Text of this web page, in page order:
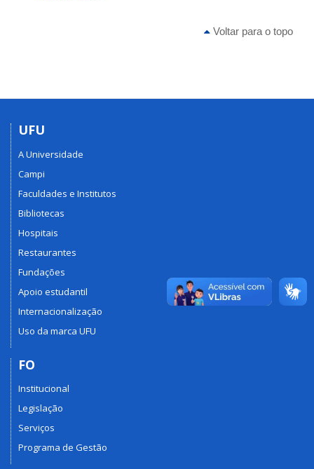
Voltar para o topo
UFU
A Universidade
Campi
Faculdades e Institutos
Bibliotecas
Hospitais
Restaurantes
Fundações
Apoio estudantil
Internacionalização
Uso da marca UFU
FO
Institucional
Legislação
Serviços
Programa de Gestão